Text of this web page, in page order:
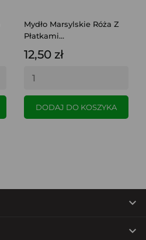
Mydło Marsylskie Róża Z
Płatkami...
12,50 zł
DODAJ DO KOSZYKA

